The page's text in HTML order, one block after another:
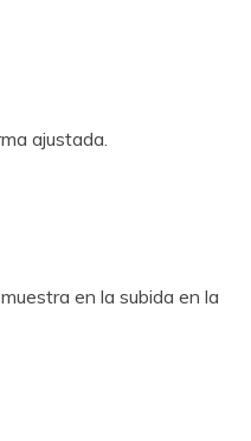
ajustada.
en la subida en la